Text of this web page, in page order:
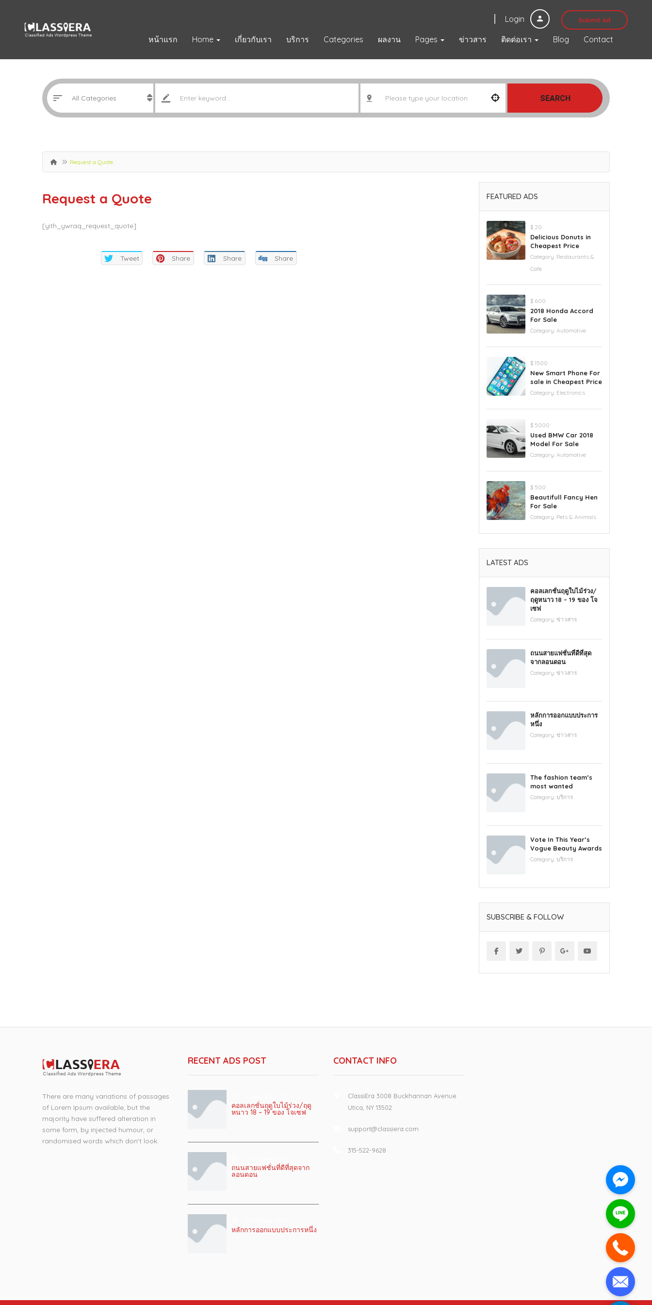
Login Submit Ad
หน้าแรก Home เกี่ยวกับเรา บริการ Categories ผลงาน Pages ข่าวสาร ติดต่อเรา Blog Contact
SEARCH
Request a Quote
Request a Quote
[yith_ywraq_request_quote]
Tweet Share Share Share
FEATURED ADS
$ 20
Delicious Donuts in
Cheapest Price
Category: Restaurants &
Cafe
$ 600
2018 Honda Accord
For Sale
Category: Automotive
$ 1500
New Smart Phone For
sale in Cheapest Price
Category: Electronics
$ 5000
Used BMW Car 2018
Model For Sale
Category: Automotive
$ 500
Beautifull Fancy Hen
For Sale
Category: Pets & Animals
LATEST ADS
คอลเลกชั่นฤดูใบไม้ร่วง/
ฤดูหนาว 18 – 19 ของ โจ
เซฟ
Category: ข่าวสาร
ถนนสายแฟชั่นที่ดีที่สุด
จากลอนดอน
Category: ข่าวสาร
หลักการออกแบบประการ
หนึ่ง
Category: ข่าวสาร
The fashion team’s
most wanted
Category: บริการ
Vote In This Year’s
Vogue Beauty Awards
Category: บริการ
SUBSCRIBE & FOLLOW
There are many variations of passages
of Lorem Ipsum available, but the
majority have suffered alteration in
some form, by injected humour, or
randomised words which don't look.
RECENT ADS POST
คอลเลกชั่นฤดูใบไม้ร่วง/ฤดู
หนาว 18 – 19 ของ โจเซฟ
ถนนสายแฟชั่นที่ดีที่สุดจาก
ลอนดอน
หลักการออกแบบประการหนึ่ง
CONTACT INFO
ClassiEra 3008 Buckhannan Avenue
Utica, NY 13502
support@classiera.com
315-522-9628